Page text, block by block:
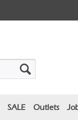
SALE Outlets